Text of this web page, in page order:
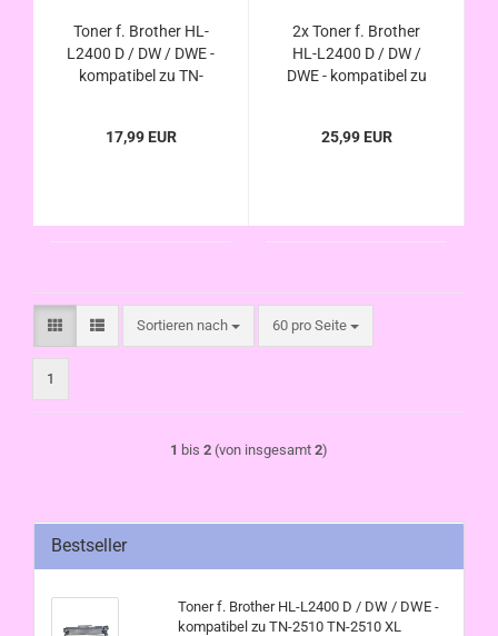
Toner f. Brother HL-
L2400 D / DW / DWE -
kompatibel zu TN-
17,99 EUR
2x Toner f. Brother
HL-L2400 D / DW /
DWE - kompatibel zu
25,99 EUR
Sortieren nach
Sortieren nach 60 pro Seite
pro Seite
1
1 bis 2 (von insgesamt 2)
Bestseller
Toner f. Brother HL-L2400 D / DW / DWE -
kompatibel zu TN-2510 TN-2510 XL